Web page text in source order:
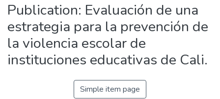
Publication: Evaluación de una
estrategia para la prevención de
la violencia escolar de
instituciones educativas de Cali.
Simple item page